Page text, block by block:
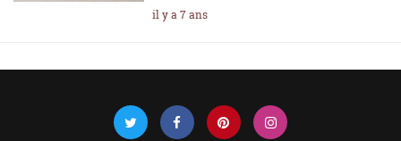
il y a 7 ans